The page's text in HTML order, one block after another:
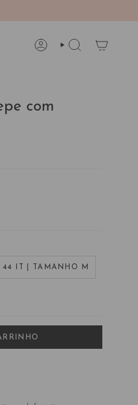
CONTA PESQUISAR
com
44 IT | TAMANHO M